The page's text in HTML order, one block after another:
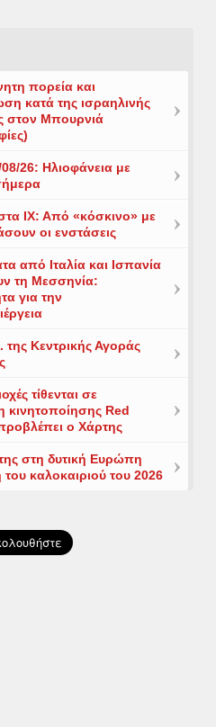
πορεία και
κατά της ισραηλινής
στον Μπουρνιά
26: Ηλιοφάνεια με
ΙΧ: Από «κόσκινο» με
οι ενστάσεις
από Ιταλία και Ισπανία
τη Μεσσηνία:
για την
της Κεντρικής Αγοράς
τίθενται σε
κινητοποίησης Red
ο Χάρτης
στη δυτική Ευρώπη
καλοκαιριού του 2026